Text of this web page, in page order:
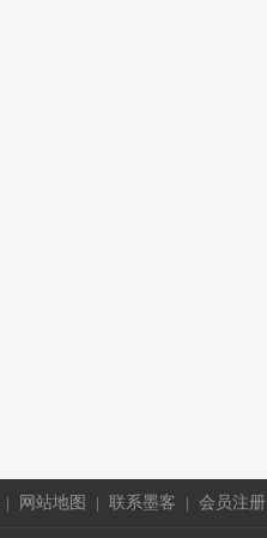
| 网站地图 | 联系墨客 | 会员注册